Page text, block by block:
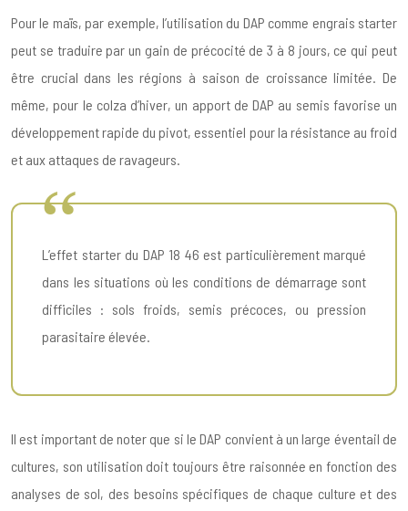
Pour le maïs, par exemple, l’utilisation du DAP comme engrais starter
peut se traduire par un gain de précocité de 3 à 8 jours, ce qui peut
être crucial dans les régions à saison de croissance limitée. De
même, pour le colza d’hiver, un apport de DAP au semis favorise un
développement rapide du pivot, essentiel pour la résistance au froid
et aux attaques de ravageurs.
L’effet starter du DAP 18 46 est particulièrement marqué
dans les situations où les conditions de démarrage sont
difficiles : sols froids, semis précoces, ou pression
parasitaire élevée.
Il est important de noter que si le DAP convient à un large éventail de
cultures, son utilisation doit toujours être raisonnée en fonction des
analyses de sol, des besoins spécifiques de chaque culture et des